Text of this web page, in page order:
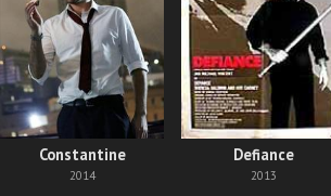
Constantine
2014
Defiance
2013